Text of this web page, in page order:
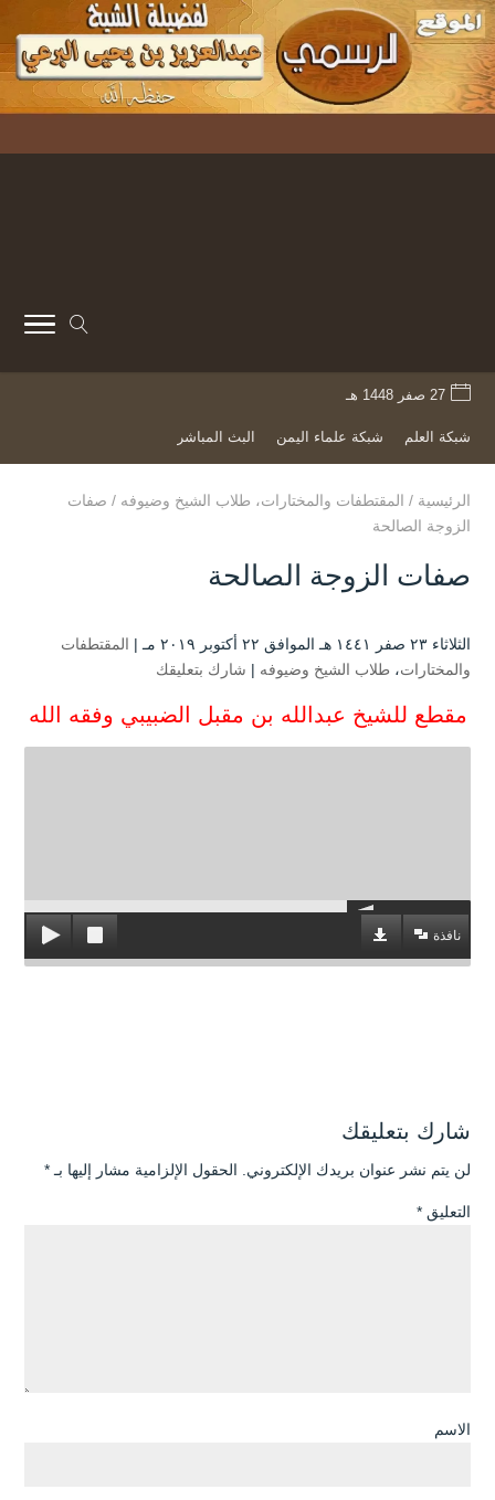
27 صفر 1448 هـ
شبكة العلم شبكة علماء اليمن البث المباشر
الرئيسية / المقتطفات والمختارات، طلاب الشيخ وضيوفه / صفات
الزوجة الصالحة
صفات الزوجة الصالحة
الثلاثاء ۲۳ صفر ۱٤٤۱ هـ الموافق ۲۲ أكتوبر ۲۰۱۹ مـ |
المقتطفات
والمختارات، طلاب الشيخ وضيوفه | شارك بتعليقك
مقطع للشيخ عبدالله بن مقبل الضبيبي وفقه الله
نافذة
شارك بتعليقك
لن يتم نشر عنوان بريدك الإلكتروني. الحقول الإلزامية مشار إليها بـ *
التعليق *
الاسم